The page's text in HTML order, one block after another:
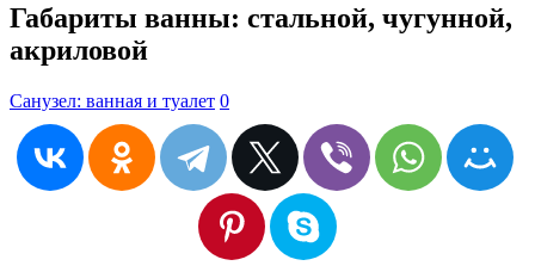
Габариты ванны: стальной, чугунной,
акриловой
Санузел: ванная и туалет 0